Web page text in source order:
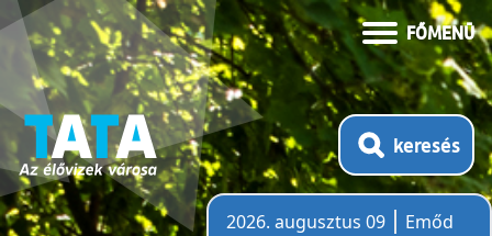
FŐMENÜ
keresés
2026. augusztus 09
Emőd